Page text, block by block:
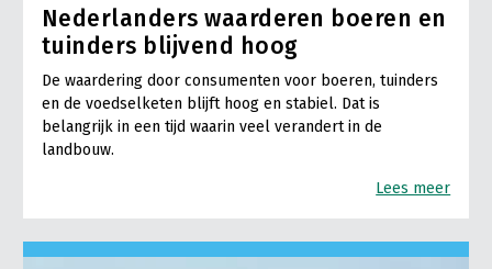
Nederlanders waarderen boeren en
tuinders blijvend hoog
De waardering door consumenten voor boeren, tuinders
en de voedselketen blijft hoog en stabiel. Dat is
belangrijk in een tijd waarin veel verandert in de
landbouw.
Lees meer